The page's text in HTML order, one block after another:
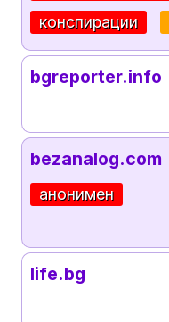
конспирации
bgreporter.info
bezanalog.com
анонимен
life.bg